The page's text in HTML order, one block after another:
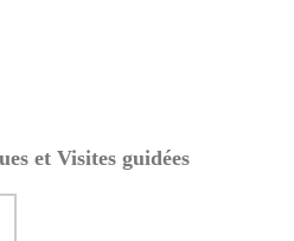
et Visites guidées